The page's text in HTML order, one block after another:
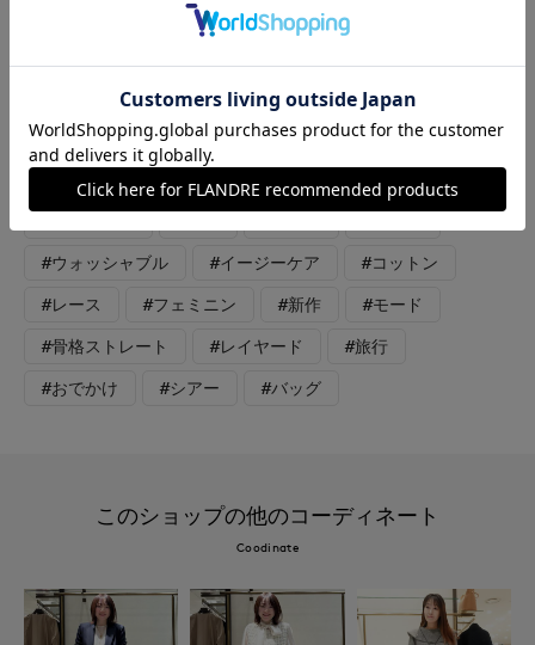
のモノトーンコーデ。 軽やかさと深みを両立した素材使いで、
#カットソー
#ウォッシャブル #イージーケア #コットン
#レース #フェミニン #新作 #モード
#骨格ストレート #レイヤード #旅行
#おでかけ #シアー #バッグ
このショップの他のコーディネート
Coodinate